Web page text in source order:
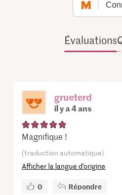
Évaluations
grueterd
il y a 4 ans
Magnifique !
(traduction automatique)
Afficher la langue d’origine
0 Répondre